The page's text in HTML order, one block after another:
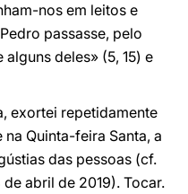
nos em leitos e
passasse, pelo
deles» (5, 15) e
exortei repetidamente
Quinta-feira Santa, a
das pessoas (cf.
de abril de 2019). Tocar.